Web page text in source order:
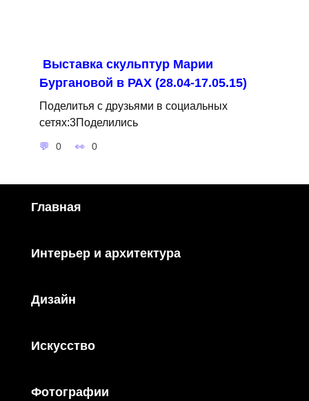
Выставка скульптур Марии
Бургановой в РАХ (28.04-17.05.15)
Поделитья с друзьями в социальных
сетях:3Поделились
0 0
Главная
Интерьер и архитектура
Дизайн
Искусство
Фотографии